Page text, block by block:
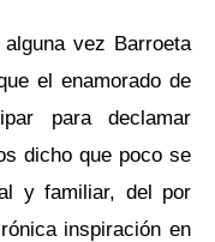
vez Barroeta
el enamorado de
para declamar
dicho que poco se
y familiar, del por
inspiración en